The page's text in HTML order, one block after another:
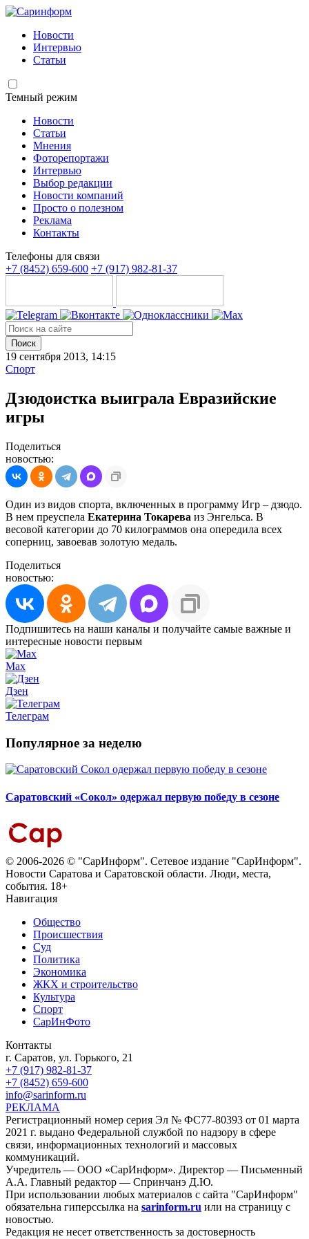
Новости
Интервью
Статьи
Темный режим
Новости
Статьи
Мнения
Фоторепортажи
Интервью
Выбор редакции
Новости компаний
Просто о полезном
Реклама
Контакты
Телефоны для связи
+7 (8452) 659-600 +7 (917) 982-81-37
Поиск
19 сентября 2013, 14:15
Спорт
Дзюдоистка выиграла Евразийские
игры
Поделиться
новостью:
Один из видов спорта, включенных в программу Игр – дзюдо.
В нем преуспела Екатерина Токарева из Энгельса. В
весовой категории до 70 килограммов она опередила всех
соперниц, завоевав золотую медаль.
Поделиться
новостью:
Подпишитесь на наши каналы и получайте самые важные и
интересные новости первым
Max
Дзен
Телеграм
Популярное за неделю
Саратовский «Сокол» одержал первую победу в сезоне
© 2006-2026 © "СарИнформ". Сетевое издание "СарИнформ".
Новости Саратова и Саратовской области. Люди, места,
события. 18+
Навигация
Общество
Происшествия
Суд
Политика
Экономика
ЖКХ и строительство
Культура
Спорт
СарИнФото
Контакты
г. Саратов, ул. Горького, 21
+7 (917) 982-81-37
+7 (8452) 659-600
info@sarinform.ru
РЕКЛАМА
Регистрационный номер серия Эл № ФС77-80393 от 01 марта
2021 г. выдано Федеральной службой по надзору в сфере
связи, информационных технологий и массовых
коммуникаций.
Учредитель — ООО «СарИнформ». Директор — Письменный
А.А. Главный редактор — Спринчанэ Д.Ю.
При использовании любых материалов с сайта "СарИнформ"
обязательна гиперссылка на sarinform.ru или на страницу с
новостью.
Редакция не несет ответственность за достоверность